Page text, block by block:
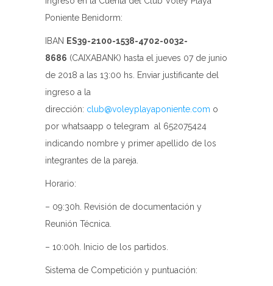
Poniente Benidorm:
IBAN ES39-2100-1538-4702-0032-
8686 (CAIXABANK) hasta el jueves 07 de junio
de 2018 a las 13:00 hs. Enviar justificante del
ingreso a la
dirección: club@voleyplayaponiente.com o
por whatsaapp o telegram al 652075424
indicando nombre y primer apellido de los
integrantes de la pareja.
Horario:
– 09:30h. Revisión de documentación y
Reunión Técnica.
– 10:00h. Inicio de los partidos.
Sistema de Competición y puntuación: